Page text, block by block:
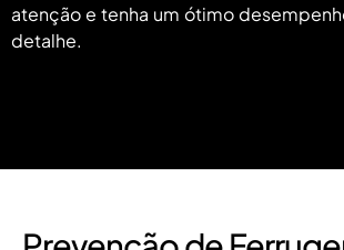
atenção e tenha um ótimo
detalhe.